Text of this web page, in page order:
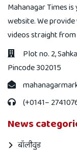
Mahanagar Times
website. We
videos straight
Plot no. 2,
Pincode 302015
(+0141–
News
बॉलीवुड